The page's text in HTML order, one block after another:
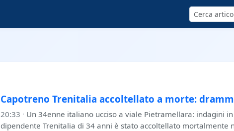
Cerca
Capotreno Trenitalia accoltellato a morte:
20:33 · Un 34enne italiano ucciso a viale Pietramellara: indagini
dipendente Trenitalia di 34 anni è stato accoltellato mortalmente